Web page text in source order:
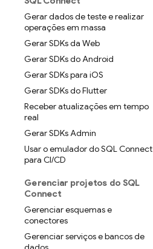
Gerar dados de teste e realizar
operações em massa
Gerar SDKs da Web
Gerar SDKs do Android
Gerar SDKs para iOS
Gerar SDKs do Flutter
Receber atualizações em tempo
real
Gerar SDKs Admin
Usar o emulador do SQL Connect
para CI/CD
Gerenciar projetos do SQL
Connect
Gerenciar esquemas e
conectores
Gerenciar serviços e bancos de